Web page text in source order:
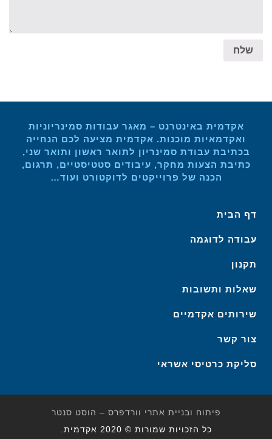
שלח
אקדמית באינטרנט – מאגר עבודות סמינריוניות
ואקדמאיות מוכנות. אקדמית מציעה לכם הנחייה
בכתיבת עבודת סמינריון לתואר ראשון ותואר שני,
כתיבת הצעות מחקר, עיבודים סטטיסטיים, תרגום,
הכנה של פרוייקטים לדוקטורט ועוד…
דף הבית
עבודה לדוגמה
תקנון
שאלות ותשובות
שירותים אקדמיים
צור קשר
סליקת כרטיסי אשראי
פיתוח ובניית אתרי וורדפרס – הוסט סנטר
כל הזכויות שמורות © 2020 אקדמית.